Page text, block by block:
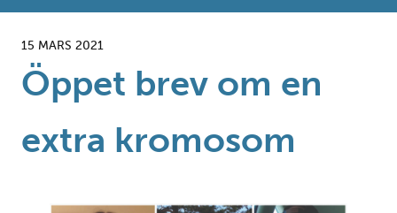
15 MARS 2021
Öppet brev om en
extra kromosom